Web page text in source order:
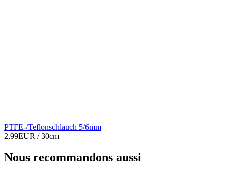
PTFE-/Teflonschlauch 5/6mm
2,99EUR / 30cm
Nous recommandons aussi